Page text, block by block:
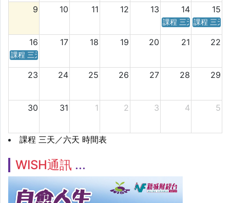
9 10 11 12 13 14 15
課程 三天／六天 時
課程 三天
16 17 18 19 20 21 22
課程 三天／六天 時間表
23 24 25 26 27 28 29
30 31 1 2 3 4 5
課程 三天／六天 時間表
WISH通訊